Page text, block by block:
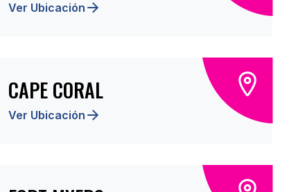
Ver Ubicación
CAPE CORAL
Ver Ubicación